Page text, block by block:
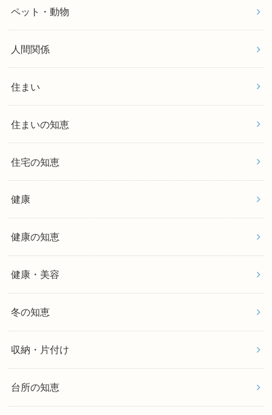
ペット・動物
人間関係
住まい
住まいの知恵
住宅の知恵
健康
健康の知恵
健康・美容
冬の知恵
収納・片付け
台所の知恵